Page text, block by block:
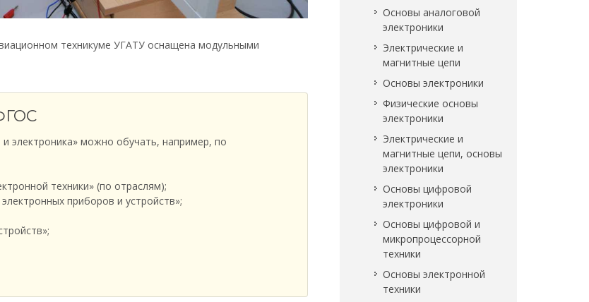
техникуме УГАТУ оснащена модульными
электроника» можно обучать, например, по
техники» (по отраслям);
приборов и устройств»;
Основы аналоговой
электроники
Электрические и
магнитные цепи
Основы электроники
Физические основы
электроники
Электрические и
магнитные цепи, основы
электроники
Основы цифровой
электроники
Основы цифровой и
микропроцессорной
техники
Основы электронной
техники